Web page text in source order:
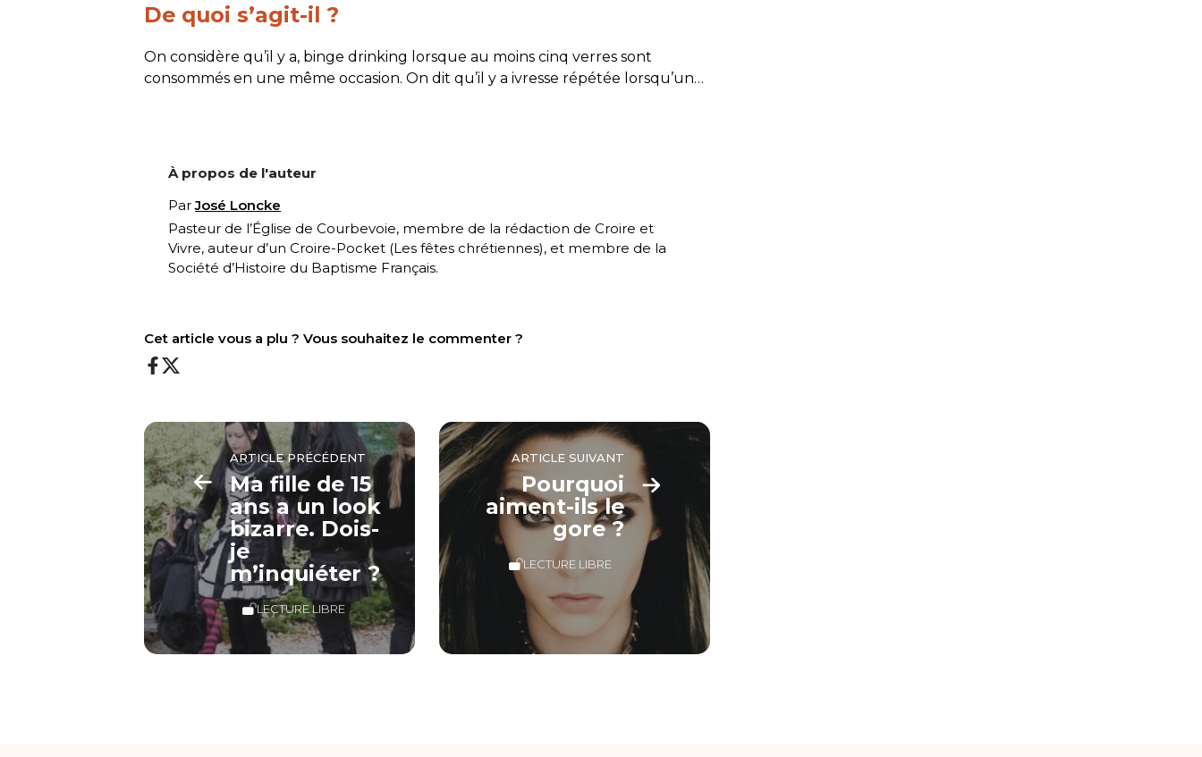
De quoi s’agit-il ?
On considère qu’il y a, binge drinking lorsque au moins cinq verres sont
consommés en une même occasion. On dit qu’il y a ivresse répétée lorsqu’un…
À propos de l'auteur
ParJosé Loncke
Pasteur de l’Église de Courbevoie, membre de la rédaction de Croire et
Vivre, auteur d’un Croire-Pocket (Les fêtes chrétiennes), et membre de la
Société d’Histoire du Baptisme Français.
Cet article vous a plu ? Vous souhaitez le commenter ?
ARTICLE PRÉCÉDENT
Ma fille de 15
ans a un look
bizarre. Dois-
je
m’inquiéter ?
LECTURE LIBRE
ARTICLE SUIVANT
Pourquoi
aiment-ils le
gore ?
LECTURE LIBRE